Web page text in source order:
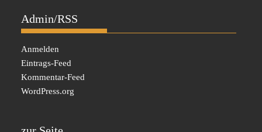
Admin/RSS
Anmelden
Eintrags-Feed
Kommentar-Feed
WordPress.org